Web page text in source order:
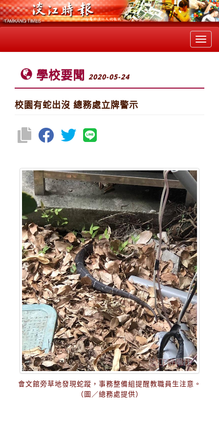
學校要聞 2020-05-24
校園有蛇出沒 總務處立牌警示
會文館旁草地發現蛇蹤，事務整備組提醒教職員生注意。
（圖／總務處提供）